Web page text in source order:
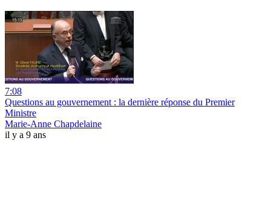
7:08
Questions au gouvernement : la dernière réponse du Premier
Ministre
Marie-Anne Chapdelaine
il y a 9 ans